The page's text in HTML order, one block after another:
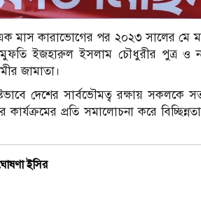
মাস কারাভোগের পর ২০২৩ সালের মে
ইজহারুল ইসলাম চৌধুরীর পুত্র ও
জামাতা।
দেশের সার্বভৌমত্ব রক্ষায় সকলকে
প্রতি সমালোচনা করে
ইসির